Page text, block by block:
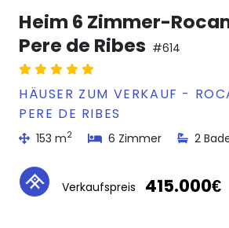
Heim 6 Zimmer-
Pere de Ribes #614
HÄUSER ZUM VERKAUF -
PERE DE RIBES
153 m2 6 Zimmer 2
Verkaufspreis 415.000€